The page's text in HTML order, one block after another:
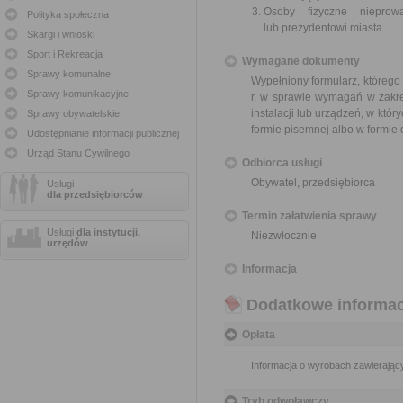
Polityka społeczna
Skargi i wnioski
Sport i Rekreacja
Sprawy komunalne
Sprawy komunikacyjne
Sprawy obywatelskie
Udostępnianie informacji publicznej
Urząd Stanu Cywilnego
Usługi
dla przedsiębiorców
Usługi dla instytucji,
urzędów
Osoby fizyczne
lub prezydentowi miasta.
Wymagane dokumenty
Wypełniony formularz,
r. w sprawie wymagań w
instalacji lub urządzeń, w
formie pisemnej albo w formie
Odbiorca usługi
Obywatel, przedsiębiorca
Termin załatwienia sprawy
Niezwłocznie
Informacja
Dodatkowe
Opłata
Informacja o wyrobach